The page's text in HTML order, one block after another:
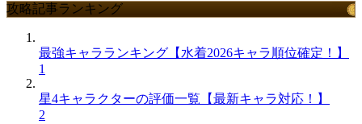
攻略記事ランキング
最強キャラランキング【水着2026キャラ順位確定！】
1
星4キャラクターの評価一覧【最新キャラ対応！】
2